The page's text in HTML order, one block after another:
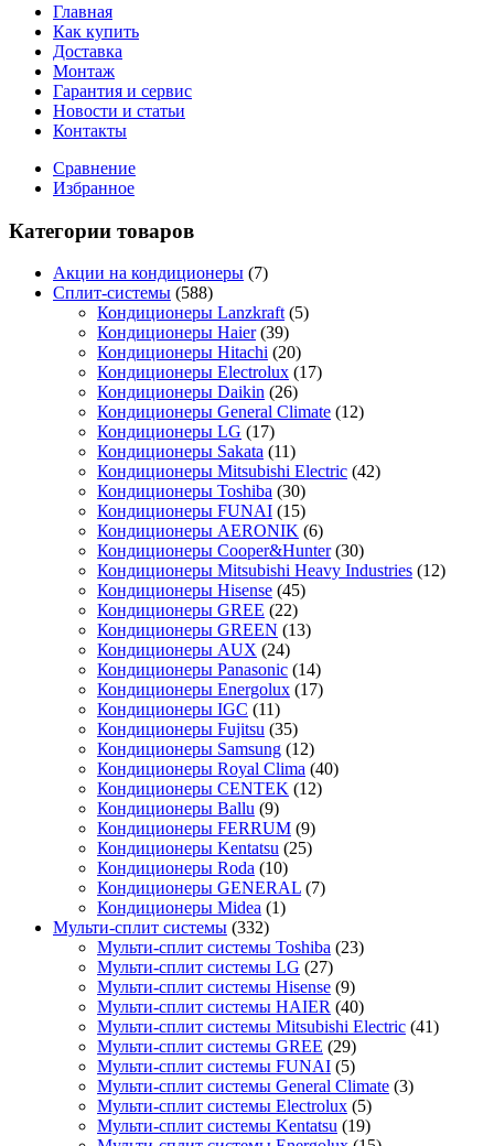
Главная
Как купить
Доставка
Монтаж
Гарантия и сервис
Новости и статьи
Контакты
Сравнение
Избранное
Категории товаров
Акции на кондиционеры (7)
Сплит-системы (588)
Кондиционеры Lanzkraft (5)
Кондиционеры Haier (39)
Кондиционеры Hitachi (20)
Кондиционеры Electrolux (17)
Кондиционеры Daikin (26)
Кондиционеры General Climate (12)
Кондиционеры LG (17)
Кондиционеры Sakata (11)
Кондиционеры Mitsubishi Electric (42)
Кондиционеры Toshiba (30)
Кондиционеры FUNAI (15)
Кондиционеры AERONIK (6)
Кондиционеры Cooper&Hunter (30)
Кондиционеры Mitsubishi Heavy Industries (12)
Кондиционеры Hisense (45)
Кондиционеры GREE (22)
Кондиционеры GREEN (13)
Кондиционеры AUX (24)
Кондиционеры Panasonic (14)
Кондиционеры Energolux (17)
Кондиционеры IGC (11)
Кондиционеры Fujitsu (35)
Кондиционеры Samsung (12)
Кондиционеры Royal Clima (40)
Кондиционеры CENTEK (12)
Кондиционеры Ballu (9)
Кондиционеры FERRUM (9)
Кондиционеры Kentatsu (25)
Кондиционеры Roda (10)
Кондиционеры GENERAL (7)
Кондиционеры Midea (1)
Мульти-сплит системы (332)
Мульти-сплит системы Toshiba (23)
Мульти-сплит системы LG (27)
Мульти-сплит системы Hisense (9)
Мульти-сплит системы HAIER (40)
Мульти-сплит системы Mitsubishi Electric (41)
Мульти-сплит системы GREE (29)
Мульти-сплит системы FUNAI (5)
Мульти-сплит системы General Climate (3)
Мульти-сплит системы Electrolux (5)
Мульти-сплит системы Kentatsu (19)